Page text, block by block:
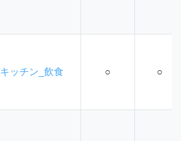
キッチン_飲食 ○ ○